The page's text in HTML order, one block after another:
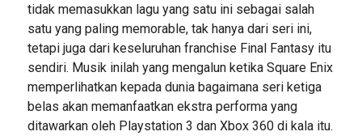
tidak memasukkan lagu yang satu ini sebagai salah
satu yang paling memorable, tak hanya dari seri ini,
tetapi juga dari keseluruhan franchise Final Fantasy itu
sendiri. Musik inilah yang mengalun ketika Square Enix
memperlihatkan kepada dunia bagaimana seri ketiga
belas akan memanfaatkan ekstra performa yang
ditawarkan oleh Playstation 3 dan Xbox 360 di kala itu.